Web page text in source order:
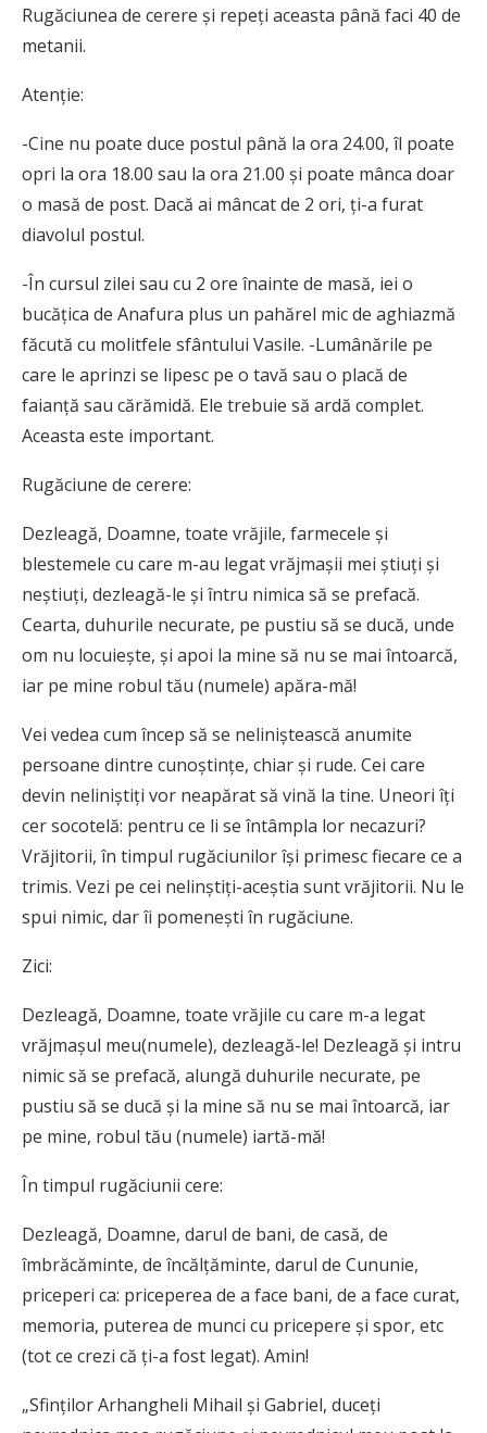
Rugăciunea de cerere și repeți aceasta până faci 40 de
metanii.
Atenție:
-Cine nu poate duce postul până la ora 24.00, îl poate
opri la ora 18.00 sau la ora 21.00 și poate mânca doar
o masă de post. Dacă ai mâncat de 2 ori, ți-a furat
diavolul postul.
-În cursul zilei sau cu 2 ore înainte de masă, iei o
bucățica de Anafura plus un pahărel mic de aghiazmă
făcută cu molitfele sfântului Vasile. -Lumânările pe
care le aprinzi se lipesc pe o tavă sau o placă de
faianță sau cărămidă. Ele trebuie să ardă complet.
Aceasta este important.
Rugăciune de cerere:
Dezleagă, Doamne, toate vrăjile, farmecele și
blestemele cu care m-au legat vrăjmașii mei știuți și
neștiuți, dezleagă-le și întru nimica să se prefacă.
Cearta, duhurile necurate, pe pustiu să se ducă, unde
om nu locuiește, și apoi la mine să nu se mai întoarcă,
iar pe mine robul tău (numele) apăra-mă!
Vei vedea cum încep să se neliniștească anumite
persoane dintre cunoștințe, chiar și rude. Cei care
devin neliniștiți vor neapărat să vină la tine. Uneori îți
cer socotelă: pentru ce li se întâmpla lor necazuri?
Vrăjitorii, în timpul rugăciunilor își primesc fiecare ce a
trimis. Vezi pe cei nelinștiți-aceștia sunt vrăjitorii. Nu le
spui nimic, dar îi pomenești în rugăciune.
Zici:
Dezleagă, Doamne, toate vrăjile cu care m-a legat
vrăjmașul meu(numele), dezleagă-le! Dezleagă și intru
nimic să se prefacă, alungă duhurile necurate, pe
pustiu să se ducă și la mine să nu se mai întoarcă, iar
pe mine, robul tău (numele) iartă-mă!
În timpul rugăciunii cere:
Dezleagă, Doamne, darul de bani, de casă, de
îmbrăcăminte, de încălțăminte, darul de Cununie,
priceperi ca: priceperea de a face bani, de a face curat,
memoria, puterea de munci cu pricepere și spor, etc
(tot ce crezi că ți-a fost legat). Amin!
„Sfinților Arhangheli Mihail și Gabriel, duceți